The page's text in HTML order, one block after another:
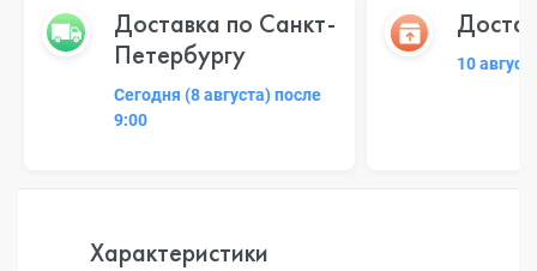
Доставка по Санкт-
Петербургу
Сегодня (8 августа) после
9:00
10
Характеристики